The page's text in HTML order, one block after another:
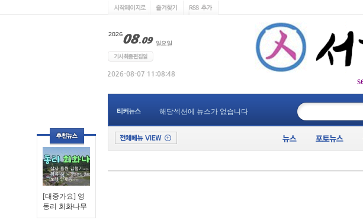
[대중가요] 영
동리 회화나무
티커뉴스 해당섹션에 뉴스가 없습니다